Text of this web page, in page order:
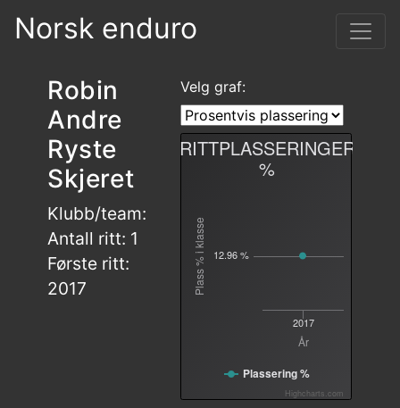
Norsk enduro
Robin
Andre
Ryste
Skjeret
Klubb/team:
Antall ritt: 1
Første ritt:
2017
Velg graf:
År
Plass % i klasse
RITTPLASSERINGER
%
2017
12.96 %
Plassering %
Highcharts.com